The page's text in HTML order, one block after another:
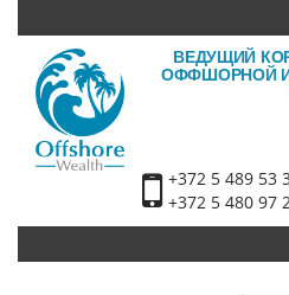
ВЕДУЩИЙ
ОФФШОРНОЙ
+372 5 489 53
+372 5 480 97